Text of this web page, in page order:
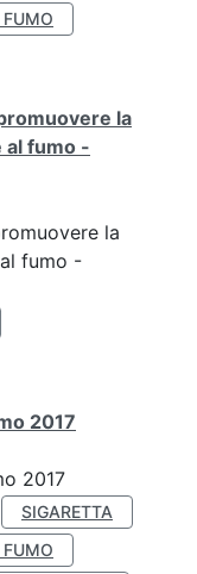
FUMO
la
al fumo -
la
fumo -
2017
2017
SIGARETTA
FUMO